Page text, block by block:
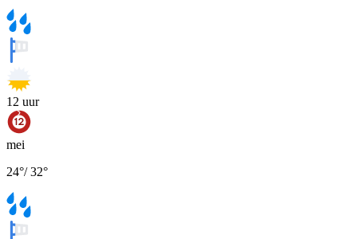
12 uur
mei
24°/32°